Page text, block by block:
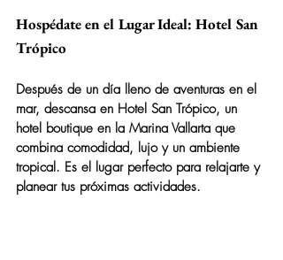
Hospédate en el Lugar Ideal: Hotel San
Trópico
Después de un día lleno de aventuras en el
mar, descansa en Hotel San Trópico, un
hotel boutique en la Marina Vallarta que
combina comodidad, lujo y un ambiente
tropical. Es el lugar perfecto para relajarte y
planear tus próximas actividades.